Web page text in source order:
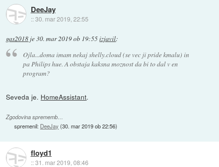
DeeJay
::30. mar 2019, 22:55
gas2018 je30. mar 2019 ob 19:55izjavil:
Ojla...doma imam nekaj shelly.cloud (se vec ji pride kmalu) in
pa Philips hue. A obstaja kaksna moznost da bi to dal v en
program?
Seveda je. HomeAssistant.
Zgodovina sprememb…
spremenil: DeeJay (30. mar 2019 ob 22:56)
floyd1
::31. mar 2019, 08:46